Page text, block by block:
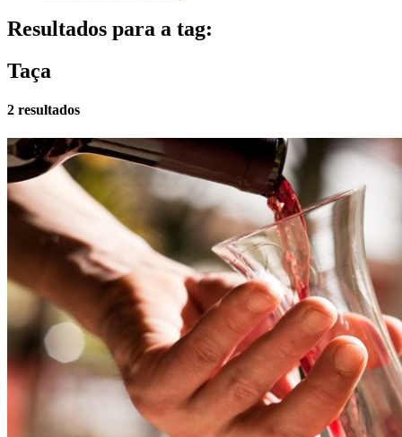
Resultados para a tag:
Taça
2 resultados